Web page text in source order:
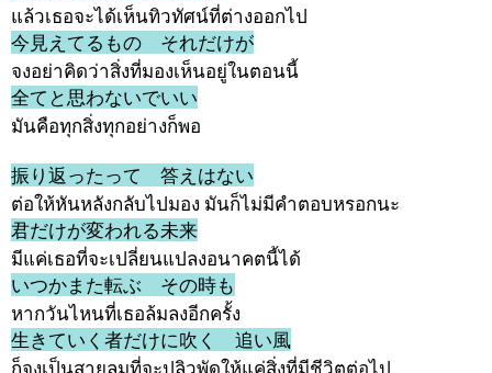
แล้วเธอจะได้เห็นทิวทัศน์ที่ต่างออกไป
今見えてるもの それだけが
จงอย่าคิดว่าสิ่งที่มองเห็นอยู่ในตอนนี้
全てと思わないでいい
มันคือทุกสิ่งทุกอย่างก็พอ
振り返ったって 答えはない
ต่อให้หันหลังกลับไปมอง มันก็ไม่มีคำตอบหรอกนะ
君だけが変われる未来
มีแค่เธอที่จะเปลี่ยนแปลงอนาคตนี้ได้
いつかまた転ぶ その時も
หากวันไหนที่เธอล้มลงอีกครั้ง
生きていく者だけに吹く 追い風